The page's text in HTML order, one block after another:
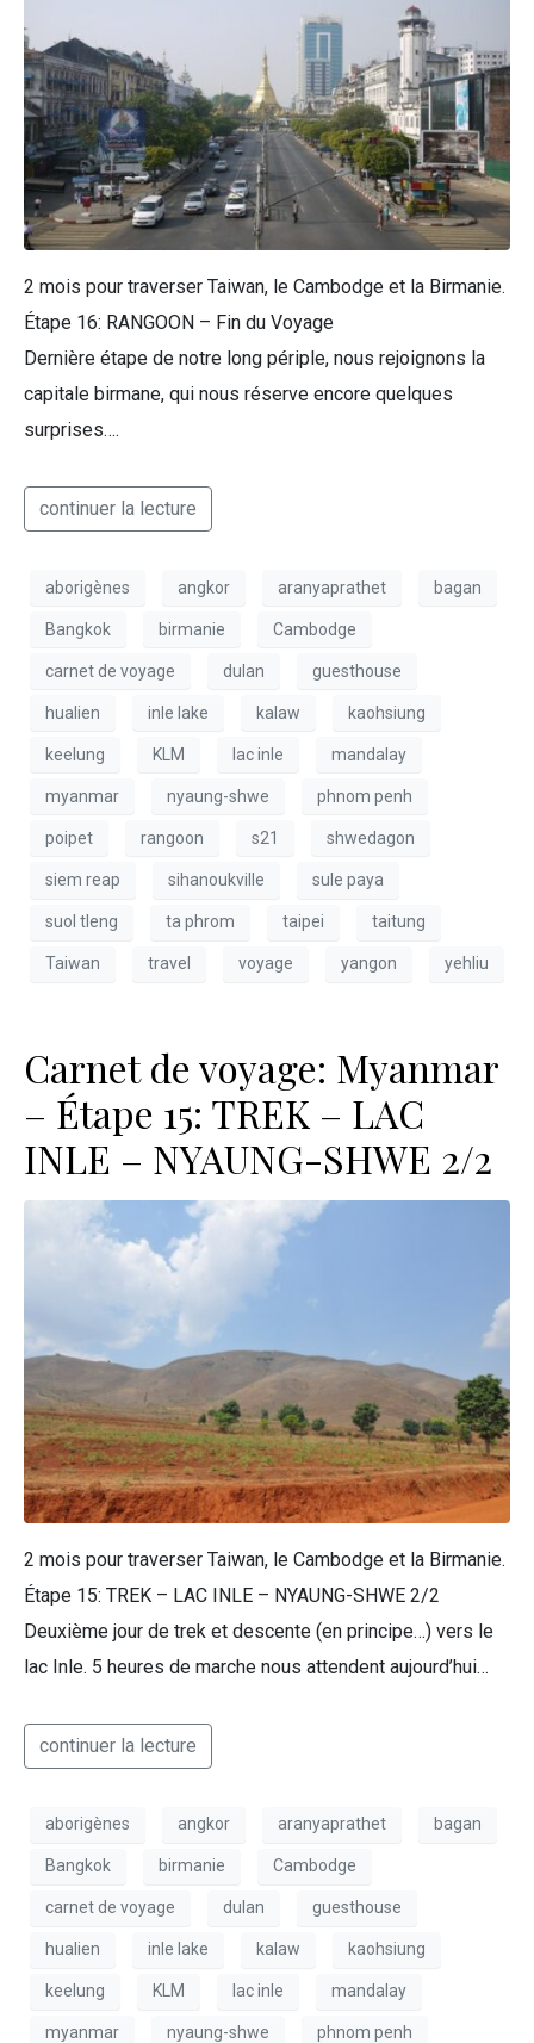
2 mois pour traverser Taiwan, le Cambodge et la Birmanie.
Étape 16: RANGOON – Fin du Voyage
Dernière étape de notre long périple, nous rejoignons la
capitale birmane, qui nous réserve encore quelques
surprises….
continuer la lecture
aborigènes angkor aranyaprathet bagan
Bangkok birmanie Cambodge
carnet de voyage dulan guesthouse
hualien inle lake kalaw kaohsiung
keelung KLM lac inle mandalay
myanmar nyaung-shwe phnom penh
poipet rangoon s21 shwedagon
siem reap sihanoukville sule paya
suol tleng ta phrom taipei taitung
Taiwan travel voyage yangon yehliu
Carnet de voyage: Myanmar
– Étape 15: TREK – LAC
INLE – NYAUNG-SHWE 2/2
2 mois pour traverser Taiwan, le Cambodge et la Birmanie.
Étape 15: TREK – LAC INLE – NYAUNG-SHWE 2/2
Deuxième jour de trek et descente (en principe…) vers le
lac Inle. 5 heures de marche nous attendent aujourd’hui…
continuer la lecture
aborigènes angkor aranyaprathet bagan
Bangkok birmanie Cambodge
carnet de voyage dulan guesthouse
hualien inle lake kalaw kaohsiung
keelung KLM lac inle mandalay
myanmar nyaung-shwe phnom penh